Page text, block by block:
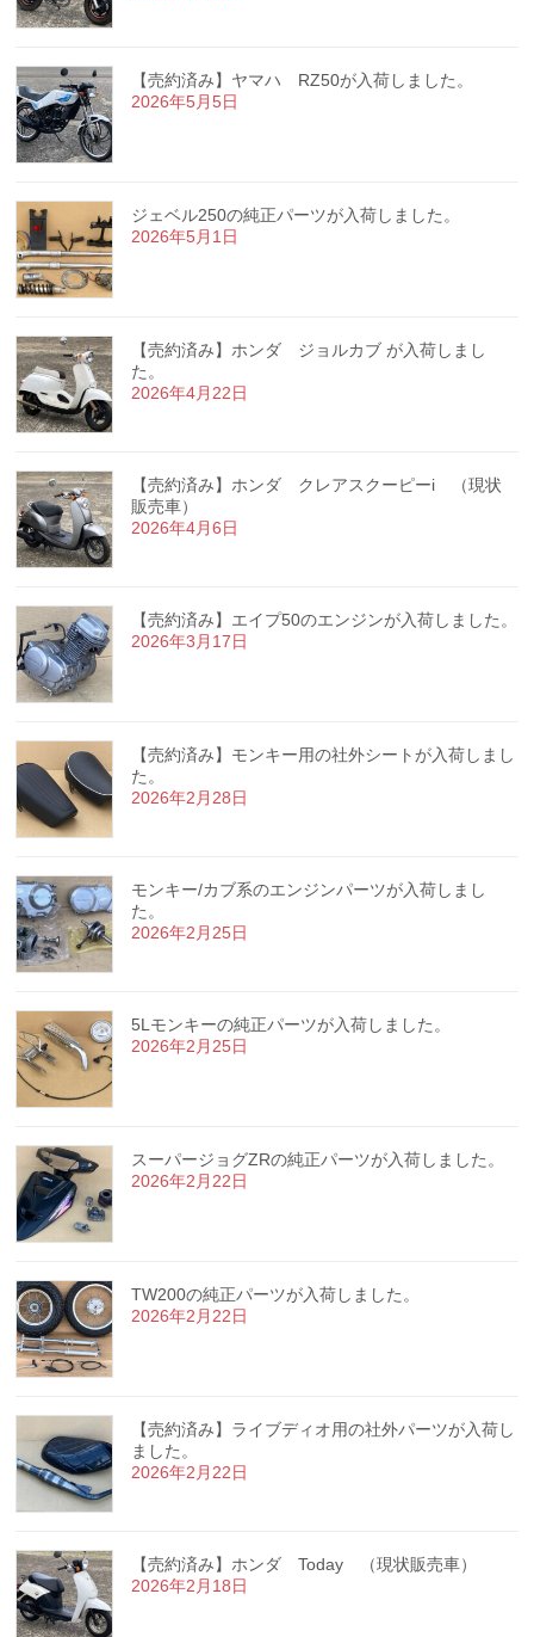
【売約済み】ヤマハ RZ50が入荷しました。
2026年5月5日
ジェベル250の純正パーツが入荷しました。
2026年5月1日
【売約済み】ホンダ ジョルカブ が入荷しまし
た。
2026年4月22日
【売約済み】ホンダ クレアスクーピーi （現状
販売車）
2026年4月6日
【売約済み】エイプ50のエンジンが入荷しました。
2026年3月17日
【売約済み】モンキー用の社外シートが入荷しまし
た。
2026年2月28日
モンキー/カブ系のエンジンパーツが入荷しまし
た。
2026年2月25日
5Lモンキーの純正パーツが入荷しました。
2026年2月25日
スーパージョグZRの純正パーツが入荷しました。
2026年2月22日
TW200の純正パーツが入荷しました。
2026年2月22日
【売約済み】ライブディオ用の社外パーツが入荷し
ました。
2026年2月22日
【売約済み】ホンダ Today （現状販売車）
2026年2月18日